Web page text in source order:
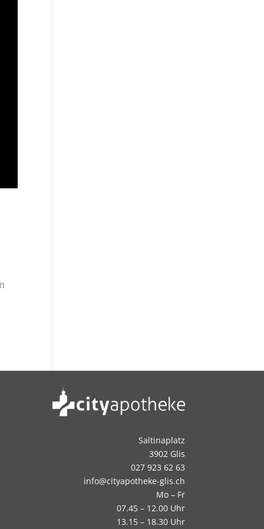
Saltinaplatz
3902 Glis
027 923 62 63
info@cityapotheke-glis.ch
Mo – Fr
07.45 – 12.00 Uhr
13.15 – 18.30 Uhr